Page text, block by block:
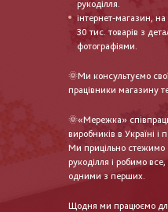
рукоділля.
інтернет-магазин, на
30 тис. товарів з
фотографіями.
🌞Ми консультуємо
працівники магазину
🌞«Мережка»
виробників в Україні і
Ми прицільно стежимо
рукоділля і робимо
одними з перших.
Щодня ми працюємо